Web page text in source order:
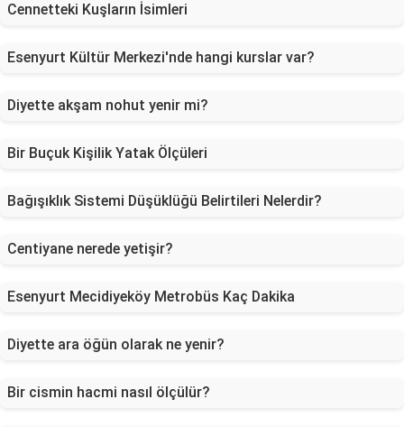
Cennetteki Kuşların İsimleri
Esenyurt Kültür Merkezi'nde hangi kurslar var?
Diyette akşam nohut yenir mi?
Bir Buçuk Kişilik Yatak Ölçüleri
Bağışıklık Sistemi Düşüklüğü Belirtileri Nelerdir?
Centiyane nerede yetişir?
Esenyurt Mecidiyeköy Metrobüs Kaç Dakika
Diyette ara öğün olarak ne yenir?
Bir cismin hacmi nasıl ölçülür?